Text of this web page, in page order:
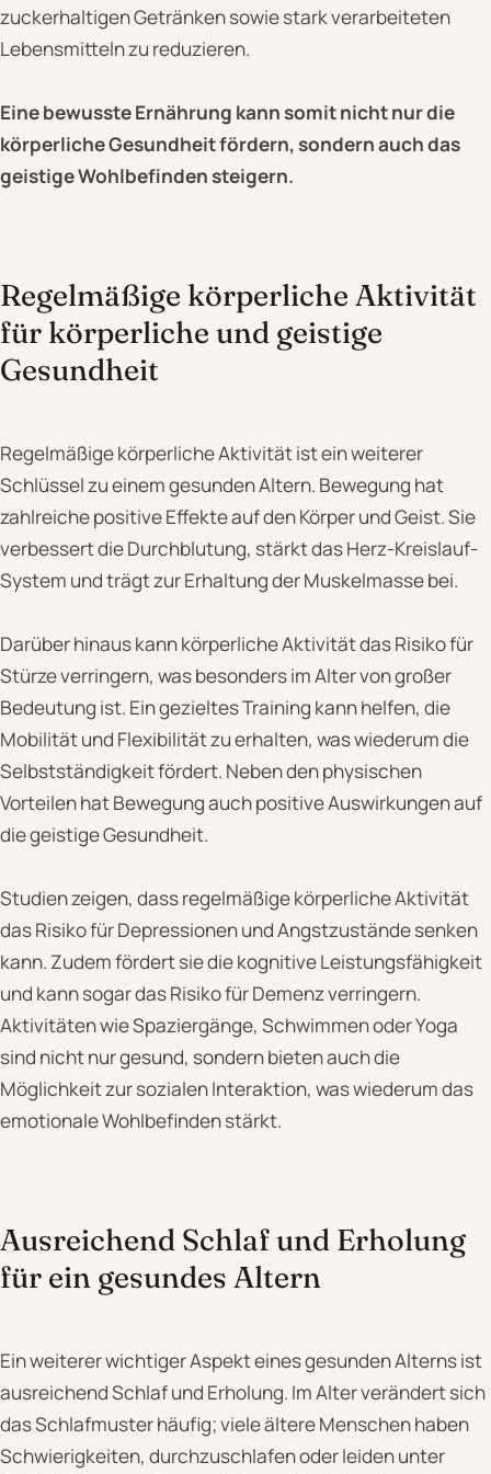
zuckerhaltigen Getränken sowie stark verarbeiteten
Lebensmitteln zu reduzieren.
Eine bewusste Ernährung kann somit nicht nur die
körperliche Gesundheit fördern, sondern auch das
geistige Wohlbefinden steigern.
Regelmäßige körperliche Aktivität
für körperliche und geistige
Gesundheit
Regelmäßige körperliche Aktivität ist ein weiterer
Schlüssel zu einem gesunden Altern. Bewegung hat
zahlreiche positive Effekte auf den Körper und Geist. Sie
verbessert die Durchblutung, stärkt das Herz-Kreislauf-
System und trägt zur Erhaltung der Muskelmasse bei.
Darüber hinaus kann körperliche Aktivität das Risiko für
Stürze verringern, was besonders im Alter von großer
Bedeutung ist. Ein gezieltes Training kann helfen, die
Mobilität und Flexibilität zu erhalten, was wiederum die
Selbstständigkeit fördert. Neben den physischen
Vorteilen hat Bewegung auch positive Auswirkungen auf
die geistige Gesundheit.
Studien zeigen, dass regelmäßige körperliche Aktivität
das Risiko für Depressionen und Angstzustände senken
kann. Zudem fördert sie die kognitive Leistungsfähigkeit
und kann sogar das Risiko für Demenz verringern.
Aktivitäten wie Spaziergänge, Schwimmen oder Yoga
sind nicht nur gesund, sondern bieten auch die
Möglichkeit zur sozialen Interaktion, was wiederum das
emotionale Wohlbefinden stärkt.
Ausreichend Schlaf und Erholung
für ein gesundes Altern
Ein weiterer wichtiger Aspekt eines gesunden Alterns ist
ausreichend Schlaf und Erholung. Im Alter verändert sich
das Schlafmuster häufig; viele ältere Menschen haben
Schwierigkeiten, durchzuschlafen oder leiden unter